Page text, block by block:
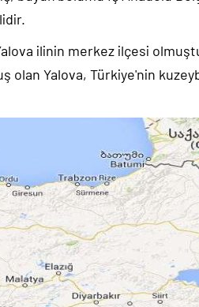
ilinin merkez ilçesi
olan Yalova, Türkiye'nin